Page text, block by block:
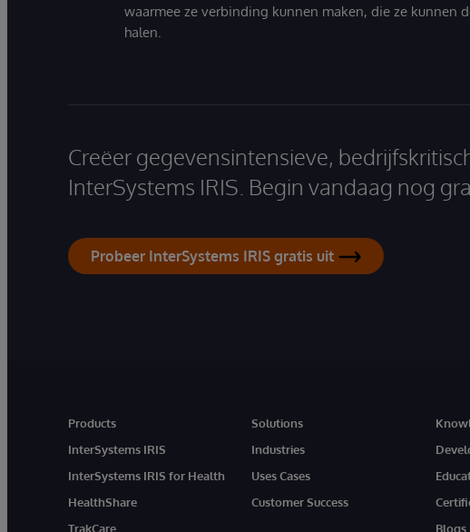
waarmee ze verbinding kunnen maken, die ze kunnen
halen.
Creëer gegevensintensieve,
InterSystems IRIS. Begin vandaag nog
Probeer InterSystems IRIS gratis uit
Products
InterSystems IRIS
InterSystems IRIS for Health
HealthShare
TrakCare
Solutions
Industries
Uses Cases
Customer Success
Blogs